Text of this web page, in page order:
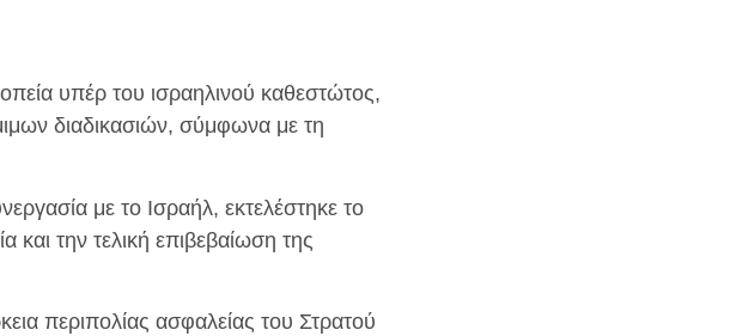
υπέρ του ισραηλινού καθεστώτος,
διαδικασιών, σύμφωνα με τη
με το Ισραήλ, εκτελέστηκε το
την τελική επιβεβαίωση της
περιπολίας ασφαλείας του Στρατού